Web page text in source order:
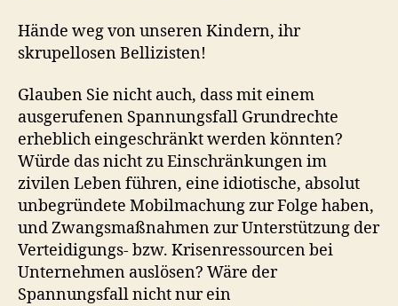
Hände weg von unseren Kindern, ihr
skrupellosen Bellizisten!
Glauben Sie nicht auch, dass mit einem
ausgerufenen Spannungsfall Grundrechte
erheblich eingeschränkt werden könnten?
Würde das nicht zu Einschränkungen im
zivilen Leben führen, eine idiotische, absolut
unbegründete Mobilmachung zur Folge haben,
und Zwangsmaßnahmen zur Unterstützung der
Verteidigungs- bzw. Krisenressourcen bei
Unternehmen auslösen? Wäre der
Spannungsfall nicht nur ein